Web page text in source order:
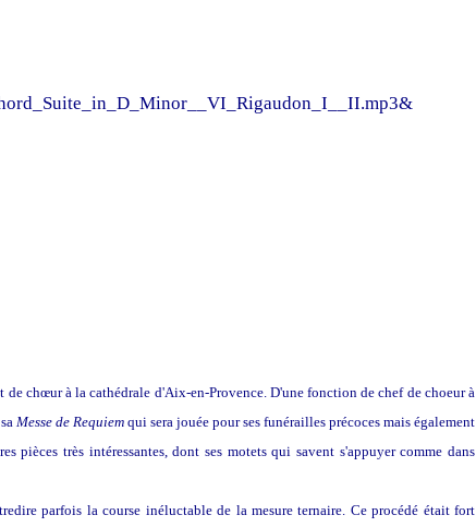
chœur à la cathédrale d'Aix-en-Provence. D'une fonction de chef de choeur à
Messe de Requiemqui sera jouée pour ses funérailles précoces mais également
pièces très intéressantes, dont ses motets qui savent s'appuyer comme dans
parfois la course inéluctable de la mesure ternaire. Ce procédé était fort